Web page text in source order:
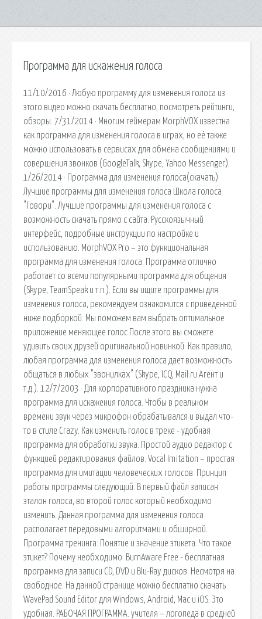
Программа для искажения голоса
11/10/2016 · Любую программу для изменения голоса из
этого видео можно скачать бесплатно, посмотреть рейтинги,
обзоры. 7/31/2014 · Многим геймерам MorphVOX известна
как программа для изменения голоса в играх, но её также
можно использовать в сервисах для обмена сообщениями и
совершения звонков (GoogleTalk, Skype, Yahoo Messenger).
1/26/2014 · Программа для изменения голоса(скачать)
Лучшие программы для изменения голоса Школа голоса
"Говори". Лучшие программы для изменения голоса с
возможность скачать прямо с сайта. Русскоязычный
интерфейс, подробные инструкции по настройке и
использованию. MorphVOX Pro – это функциональная
программа для изменения голоса. Программа отлично
работает со всеми популярными программа для общения
(Skype, TeamSpeak и т.п.). Если вы ищите программы для
изменения голоса, рекомендуем ознакомится с приведенной
ниже подборкой. Мы поможем вам выбрать оптимальное
приложение меняющее голос После этого вы сможете
удивить своих друзей оригинальной новинкой. Как правило,
любая программа для изменения голоса дает возможность
общаться в любых "звонилках" (Skype, ICQ, Mail.ru Агент и
т.д.). 12/7/2003 · Для корпоративного праздника нужна
программа для искажения голоса. Чтобы в реальном
времени звук через микрофон обрабатывался и выдал что-
то в стиле Crazy. Как изменить голос в треке - удобная
программа для обработки звука. Простой аудио редактор с
функцией редактирования файлов. Vocal Imitation – простая
программа для имитации человеческих голосов. Принцип
работы программы следующий. В первый файл записан
эталон голоса, во второй голос который необходимо
изменить. Данная программа для изменения голоса
располагает передовыми алгоритмами и обширной.
Программа тренинга: Понятие и значение этикета. Что такое
этикет? Почему необходимо. BurnAware Free - бесплатная
программа для записи CD, DVD и Blu-Ray дисков. Несмотря на
свободное. На данной странице можно бесплатно скачать
WavePad Sound Editor для Windows, Android, Mac и iOS. Это
удобная. РАБОЧАЯ ПРОГРАММА. учителя – логопеда в средней